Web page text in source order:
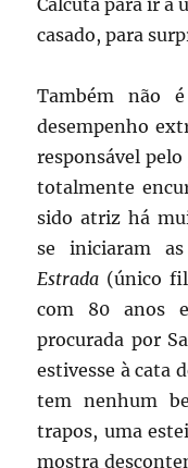
Calcutá para ir a
casado, para
Também não
desempenho
responsável
totalmente
sido atriz há
se iniciaram
Estrada (único
com 80 anos
procurada por
estivesse à cata
tem nenhum
trapos, uma
mostra